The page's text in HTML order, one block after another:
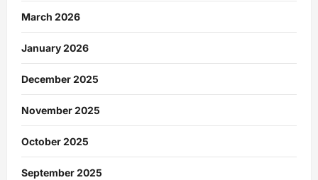
March 2026
January 2026
December 2025
November 2025
October 2025
September 2025